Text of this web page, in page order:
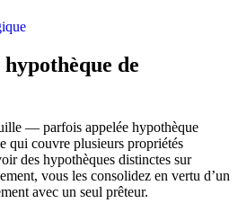
hypothèque de
— parfois appelée hypothèque
qui couvre plusieurs propriétés
des hypothèques distinctes sur
vous les consolidez en vertu d’un
avec un seul prêteur.